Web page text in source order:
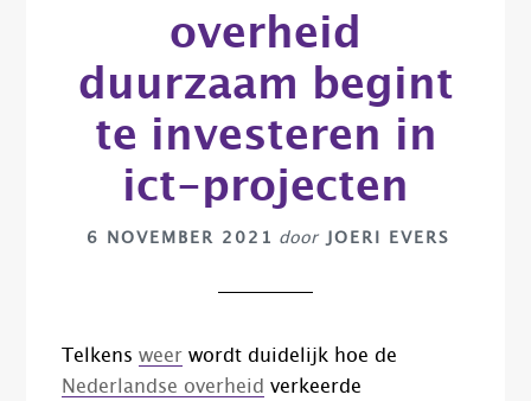
overheid
duurzaam begint
te investeren in
ict-projecten
6 NOVEMBER 2021 door JOERI EVERS
Telkensweer wordt duidelijk hoe de
Nederlandse overheid verkeerde